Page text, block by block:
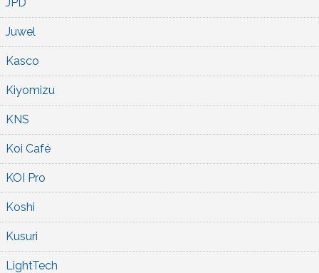
Juwel
Kasco
Kiyomizu
KNS
Koi Café
KOI Pro
Koshi
Kusuri
LightTech